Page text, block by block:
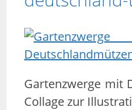
Gartenzwerge mit
Collage zur